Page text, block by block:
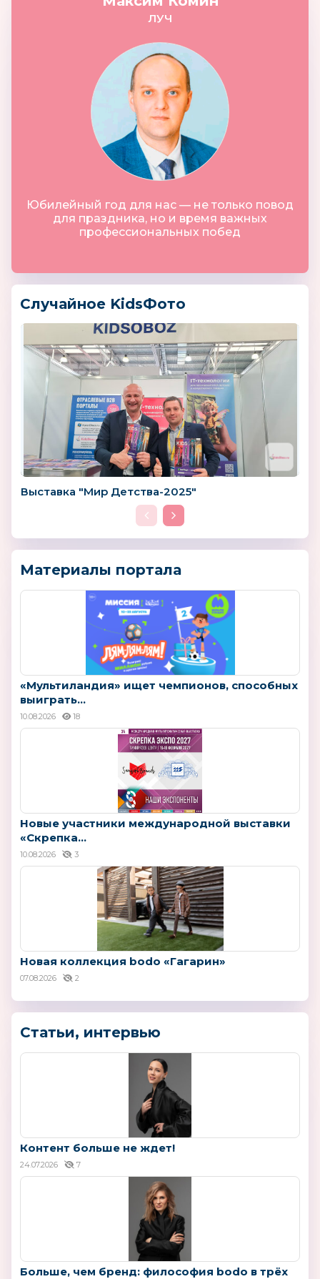
ЛУЧ
Юбилейный год для нас — не только повод
для праздника, но и время важных
профессиональных побед
Случайное KidsФото
Выставка "Мир Детства-2025"
Материалы портала
«Мультиландия» ищет чемпионов, способных
выиграть...
10.08.2026 18
Новые участники международной выставки
«Скрепка...
10.08.2026 3
Новая коллекция bodo «Гагарин»
07.08.2026 2
Статьи, интервью
Контент больше не ждет!
24.07.2026 7
Больше, чем бренд: философия bodo в трёх